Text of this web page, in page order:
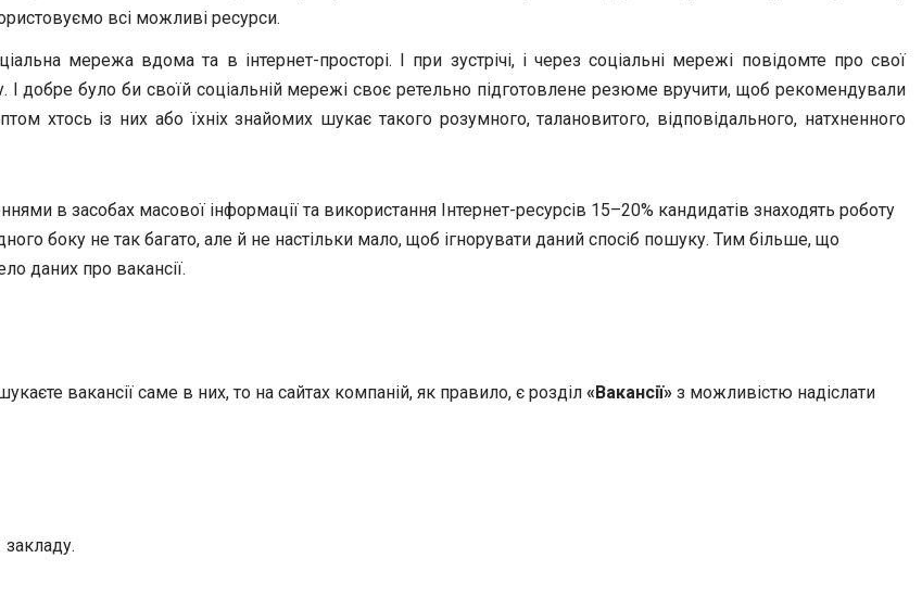
всі можливі ресурси.
мережа вдома та в інтернет-просторі. І при зустрічі, і через соціальні мережі повідомте про свої
І добре було би своїй соціальній мережі своє ретельно підготовлене резюме вручити, щоб рекомендували
хтось із них або їхніх знайомих шукає такого розумного, талановитого, відповідального, натхненного
в засобах масової інформації та використання Інтернет-ресурсів 15–20% кандидатів знаходять роботу
боку не так багато, але й не настільки мало, щоб ігнорувати даний спосіб пошуку. Тим більше, що
даних про вакансії.
вакансії саме в них, то на сайтах компаній, як правило, є розділ «Вакансії» з можливістю надіслати